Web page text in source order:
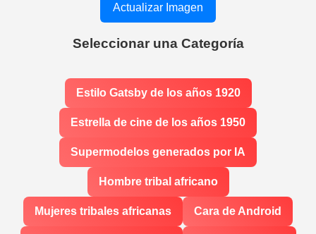
Actualizar Imagen
Seleccionar una Categoría
Estilo Gatsby de los años 1920
Estrella de cine de los años 1950
Supermodelos generados por IA
Hombre tribal africano
Mujeres tribales africanas Cara de Android